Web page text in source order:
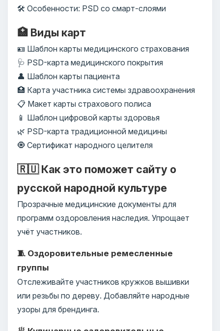
🛠️ Особенности: PSD со смарт-слоями
🏥 Виды карт
🪪 Шаблон карты медицинского страхования
🩺 PSD-карта медицинского покрытия
👤 Шаблон карты пациента
🏥 Карта участника системы здравоохранения
📋 Макет карты страхового полиса
📱 Шаблон цифровой карты здоровья
🌿 PSD-карта традиционной медицины
🧿 Сертификат народного целителя
🇷🇺 Как это поможет сайту о
русской народной культуре
Прозрачные медицинские документы для
программ оздоровления наследия. Упрощает
учёт участников.
🧵 Оздоровительные ремесленные
группы
Отслеживайте участников кружков вышивки
или резьбы по дереву. Добавляйте народные
узоры для брендинга.